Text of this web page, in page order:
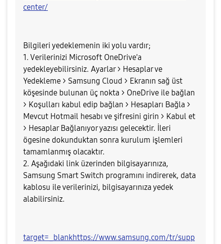
center/
Bilgileri yedeklemenin iki yolu vardır;
1. Verilerinizi Microsoft OneDrive'a
yedekleyebilirsiniz. Ayarlar > Hesaplar ve
Yedekleme > Samsung Cloud > Ekranın sağ üst
köşesinde bulunan üç nokta > OneDrive ile bağlan
> Koşulları kabul edip bağlan > Hesapları Bağla >
Mevcut Hotmail hesabı ve şifresini girin > Kabul et
> Hesaplar Bağlanıyor yazısı gelecektir. İleri
ögesine dokunduktan sonra kurulum işlemleri
tamamlanmış olacaktır.
2. Aşağıdaki link üzerinden bilgisayarınıza,
Samsung Smart Switch programını indirerek, data
kablosu ile verilerinizi, bilgisayarınıza yedek
alabilirsiniz.
target=_blankhttps://www.samsung.com/tr/supp